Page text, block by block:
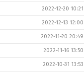
2022-12-20 10:21
2022-12-13 12:00
2022-11-20 20:49
2022-11-16 13:50
2022-10-31 13:53